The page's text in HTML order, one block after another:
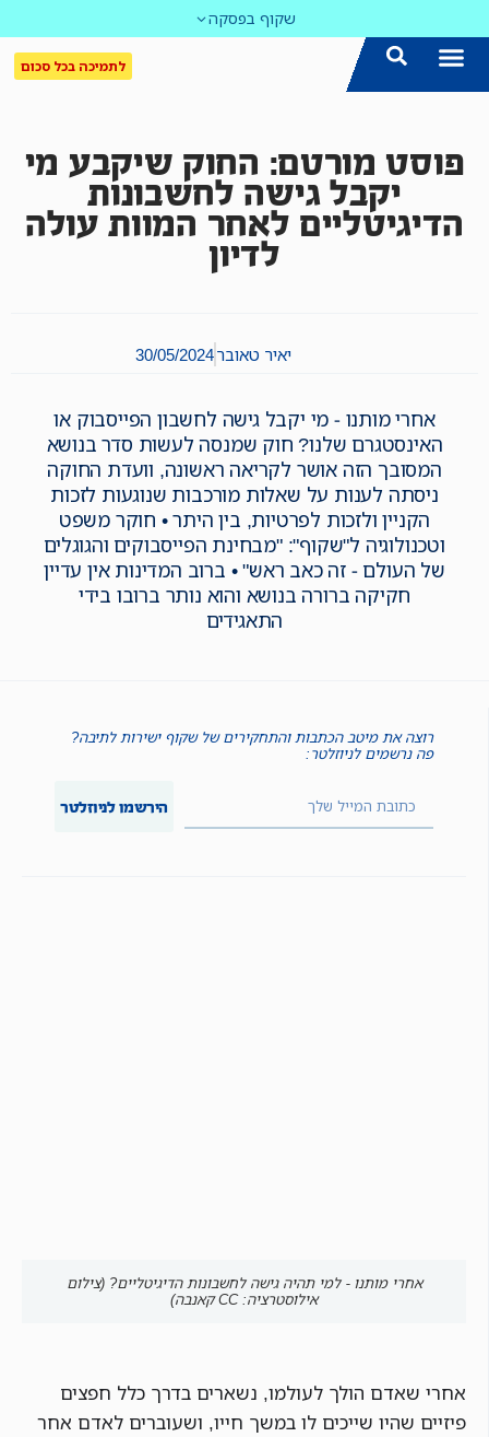
שקוף בפסקה
לתמיכה בכל סכום
פוסט מורטם: החוק שיקבע מי
יקבל גישה לחשבונות
הדיגיטליים לאחר המוות עולה
לדיון
יאיר טאובר30/05/2024
אחרי מותנו - מי יקבל גישה לחשבון הפייסבוק או
האינסטגרם שלנו? חוק שמנסה לעשות סדר בנושא
המסובך הזה אושר לקריאה ראשונה, וועדת החוקה
ניסתה לענות על שאלות מורכבות שנוגעות לזכות
הקניין ולזכות לפרטיות, בין היתר • חוקר משפט
וטכנולוגיה ל"שקוף": "מבחינת הפייסבוקים והגוגלים
של העולם - זה כאב ראש" • ברוב המדינות אין עדיין
חקיקה ברורה בנושא והוא נותר ברובו בידי
התאגידים
רוצה את מיטב הכתבות והתחקירים של שקוף ישירות לתיבה?
פה נרשמים לניוזלטר:
הירשמו לניוזלטר
אחרי מותנו - למי תהיה גישה לחשבונות הדיגיטליים? (צילום
אילוסטרציה: CC קאנבה)
אחרי שאדם הולך לעולמו, נשארים בדרך כלל חפצים
פיזיים שהיו שייכים לו במשך חייו, ושעוברים לאדם אחר